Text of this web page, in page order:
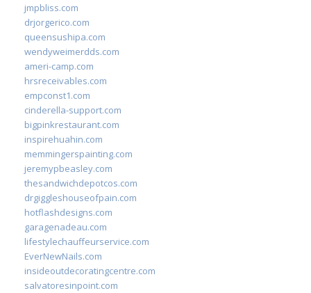
jmpbliss.com
drjorgerico.com
queensushipa.com
wendyweimerdds.com
ameri-camp.com
hrsreceivables.com
empconst1.com
cinderella-support.com
bigpinkrestaurant.com
inspirehuahin.com
memmingerspainting.com
jeremypbeasley.com
thesandwichdepotcos.com
drgiggleshouseofpain.com
hotflashdesigns.com
garagenadeau.com
lifestylechauffeurservice.com
EverNewNails.com
insideoutdecoratingcentre.com
salvatoresinpoint.com